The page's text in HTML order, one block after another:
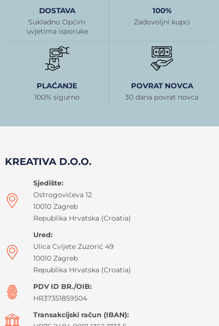
DOSTAVA
Sukladno Općim
uvjetima isporuke
100%
Zadovoljni kupci
PLAĆANJE
100% sigurno
POVRAT NOVCA
30 dana povrat novca
KREATIVA D.O.O.
Sjedište:
Ostrogovićeva 12
10010 Zagreb
Republika Hrvatska (Croatia)
Ured:
Ulica Cvijete Zuzorić 49
10010 Zagreb
Republika Hrvatska (Croatia)
PDV ID BR./OIB:
HR37351859504
Transakcijski račun (IBAN):